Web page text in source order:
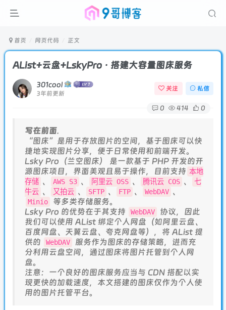
首页 网页代码 正文
AList+云盘+LskyPro · 搭建大容量图床服务
301cool
3年前更新
关注 私信
0 414 0
写在前面.
“图床”是用于存放图片的空间，基于图床可以快
捷地实现图片分享，便于日常使用和前端开发。
Lsky Pro（兰空图床） 是一款基于 PHP 开发的开
源图床项目，界面美观且易于操作，目前支持 本地
存储 、 AWS S3 、 阿里云 OSS 、 腾讯云 COS 、
七
牛云 、 又拍云 、 SFTP 、 FTP 、 WebDAV 、
Minio
等多类存储服务。
Lsky Pro 的优势在于其支持
WebDAV
协议，因此
我们可以使用 AList 绑定个人网盘（如阿里云盘、
百度网盘、天翼云盘、夸克网盘等），将 AList 提
供的
WebDAV
服务作为图床的存储策略，进而充
分利用云盘空间，通过图床将图片托管到个人网
盘。
注意：一个良好的图床服务应当与 CDN 搭配以实
现更快的加载速度，本文搭建的图床仅作为个人使
用的图片托管平台。